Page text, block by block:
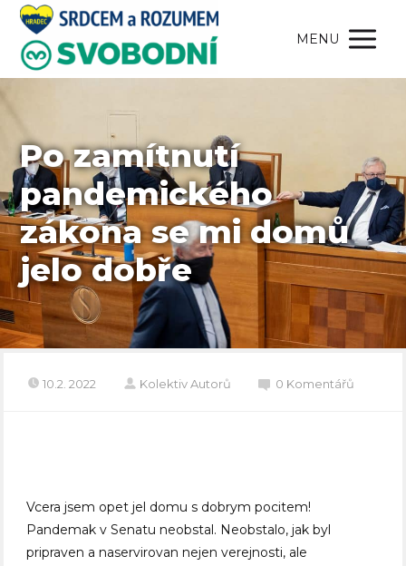
MENU
Po zamítnutí
pandemického
zákona se mi domů
jelo dobře
10.2. 2022 Kolektiv Autorů 0 Komentářů
Vcera jsem opet jel domu s dobrym pocitem!
Pandemak v Senatu neobstal. Neobstalo, jak byl
pripraven a naservirovan nejen verejnosti, ale